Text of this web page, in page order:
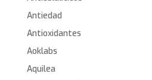
Antiedad
Antioxidantes
Aoklabs
Aquilea